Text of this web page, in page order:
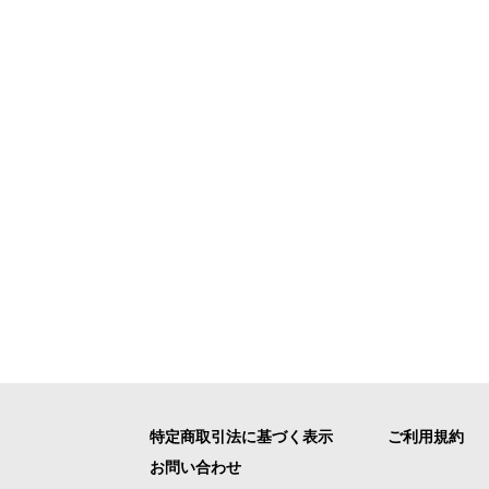
特定商取引法に基づく表示 ご利用規約
お問い合わせ